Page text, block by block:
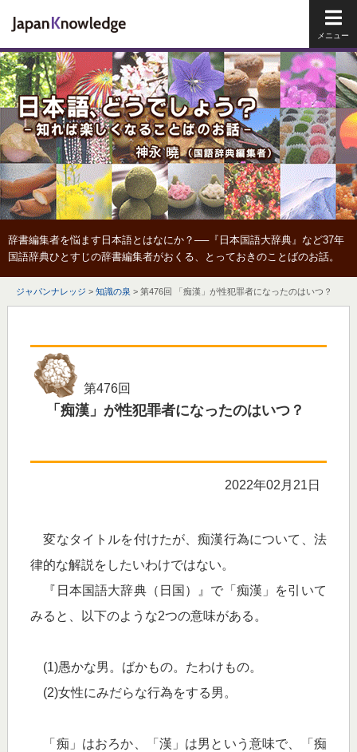
辞書編集者を悩ます日本語とはなにか？──『日本国語大辞典』など37年
国語辞典ひとすじの辞書編集者がおくる、とっておきのことばのお話。
ジャパンナレッジ > 知識の泉 > 第476回 「痴漢」が性犯罪者になったのはいつ？
第476回
「痴漢」が性犯罪者になったのはいつ？
2022年02月21日
変なタイトルを付けたが、痴漢行為について、法
律的な解説をしたいわけではない。
『日本国語大辞典（日国）』で「痴漢」を引いて
みると、以下のような2つの意味がある。
(1)愚かな男。ばかもの。たわけもの。
(2)女性にみだらな行為をする男。
「痴」はおろか、「漢」は男という意味で、「痴